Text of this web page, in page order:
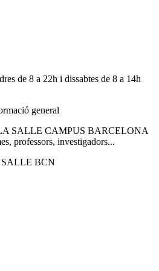
de 8 a 22h i dissabtes de 8 a 14h
general
SALLE CAMPUS BARCELONA
professors, investigadors...
BCN